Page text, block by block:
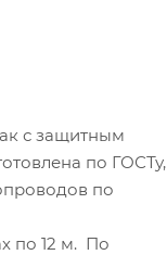
с защитным
по ГОСТу,
по
по 12 м. По